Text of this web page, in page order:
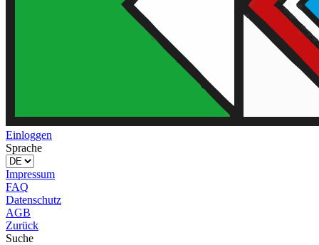
Einloggen
Sprache
Impressum
FAQ
Datenschutz
AGB
Zurück
Suche